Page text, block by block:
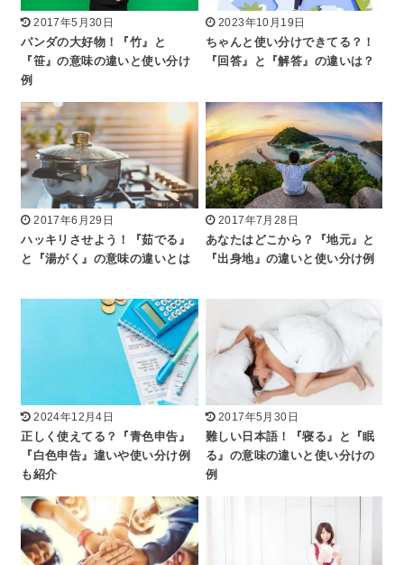
2017年5月30日
パンダの大好物！『竹』と
『笹』の意味の違いと使い分け
例
2023年10月19日
ちゃんと使い分けできてる？！
『回答』と『解答』の違いは？
2017年6月29日
ハッキリさせよう！『茹でる』
と『湯がく』の意味の違いとは
2017年7月28日
あなたはどこから？『地元』と
『出身地』の違いと使い分け例
2024年12月4日
正しく使えてる？『青色申告』
『白色申告』違いや使い分け例
も紹介
2017年5月30日
難しい日本語！『寝る』と『眠
る』の意味の違いと使い分けの
例